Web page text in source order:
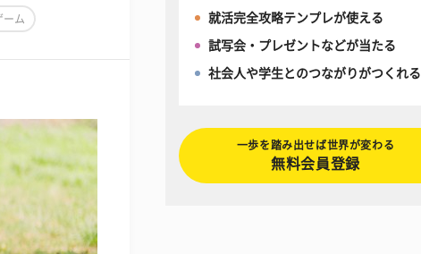
ーム 就活完全攻略テンプレが使える
試写会・プレゼントなどが当たる
社会人や学生とのつながりがつくれる
一歩を踏み出せば世界が変わる
無料会員登録